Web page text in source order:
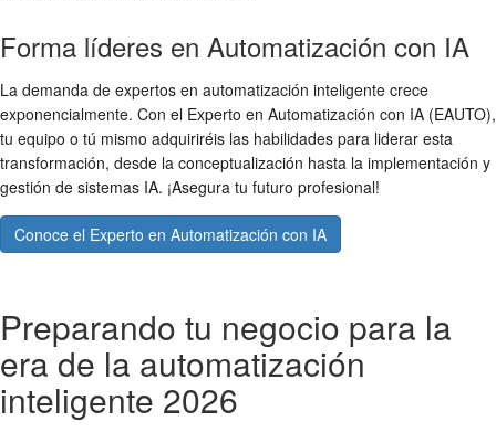
Forma líderes en Automatización con IA
La demanda de expertos en automatización inteligente crece
exponencialmente. Con el Experto en Automatización con IA (EAUTO),
tu equipo o tú mismo adquiriréis las habilidades para liderar esta
transformación, desde la conceptualización hasta la implementación y
gestión de sistemas IA. ¡Asegura tu futuro profesional!
Conoce el Experto en Automatización con IA
Preparando tu negocio para la
era de la automatización
inteligente 2026